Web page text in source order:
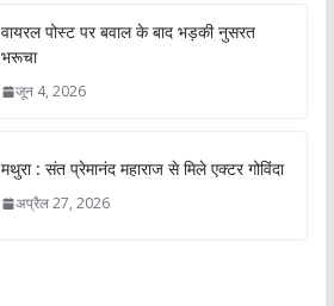
वायरल पोस्ट पर बवाल के बाद भड़की नुसरत
भरूचा
जून 4, 2026
मथुरा : संत प्रेमानंद महाराज से मिले एक्टर गोविंदा
अप्रैल 27, 2026